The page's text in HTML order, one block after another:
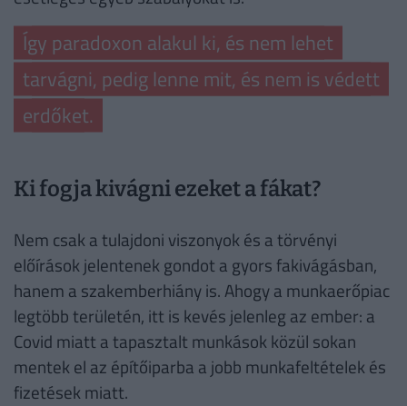
Így paradoxon alakul ki, és nem lehet
tarvágni, pedig lenne mit, és nem is védett
erdőket.
Ki fogja kivágni ezeket a fákat?
Nem csak a tulajdoni viszonyok és a törvényi
előírások jelentenek gondot a gyors fakivágásban,
hanem a szakemberhiány is. Ahogy a munkaerőpiac
legtöbb területén, itt is kevés jelenleg az ember: a
Covid miatt a tapasztalt munkások közül sokan
mentek el az építőiparba a jobb munkafeltételek és
fizetések miatt.